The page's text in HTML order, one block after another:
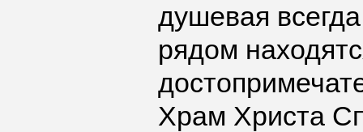
душевая
рядом
Храм Христа